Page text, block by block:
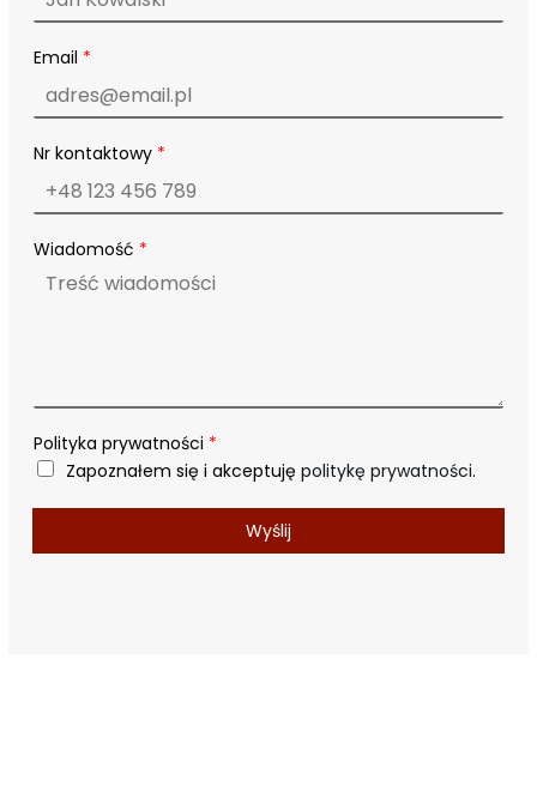
Email *
N
r
m
i
Nr kontaktowy *
Wiadomość *
Polityka prywatności *
Zapoznałem się i akceptuję politykę prywatności.
Wyślij